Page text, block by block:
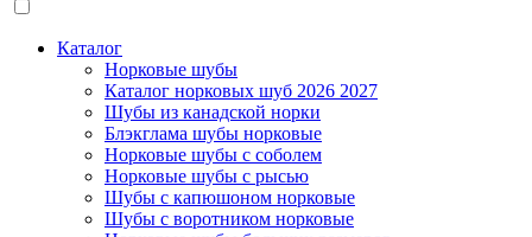
Каталог
Норковые шубы
Каталог норковых шуб 2026 2027
Шубы из канадской норки
Блэкглама шубы норковые
Норковые шубы с соболем
Норковые шубы с рысью
Шубы с капюшоном норковые
Шубы с воротником норковые